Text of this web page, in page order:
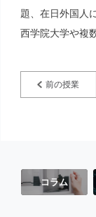
題、在日外国人
西学院大学や複
前の授業
コラム